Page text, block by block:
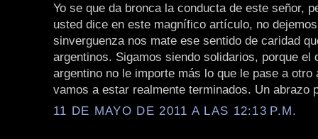
Yo se que da bronca la conducta de este señor,
usted dice en este magnífico artículo, no
sinverguenza nos mate ese sentido de caridad
argentinos. Sigamos siendo solidarios, porque el
argentino no le importe más lo que le pase a otro
vamos a estar realmente terminados. Un abrazo
11 DE MAYO DE 2011 A LAS 12:13 P.M.